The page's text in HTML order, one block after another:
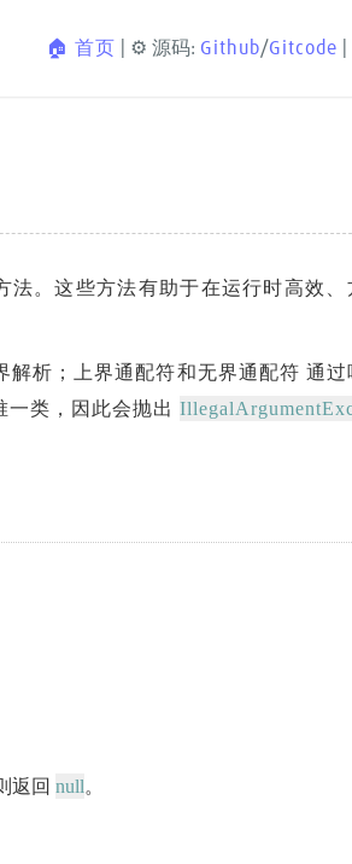
🏠 首页 | ⚙️ 源码: Github/Gitcode
。这些方法有助于在运行时高效、
析；上界通配符和无界通配符 通过
类，因此会抛出
返回 null。